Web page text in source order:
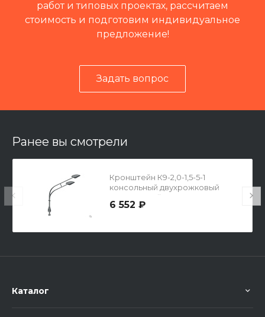
работ и типовых проектах, рассчитаем
стоимость и подготовим индивидуальное
предложение!
Задать вопрос
Ранее вы смотрели
Кронштейн К9-2,0-1,5-5-1
консольный двухрожковый
двухярусный
6 552 ₽
Каталог